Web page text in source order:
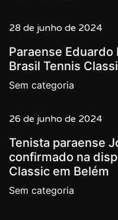
28 de junho de 2024
Paraense Eduardo
Brasil Tennis
Sem categoria
26 de junho de 2024
Tenista paraense
confirmado na
Classic em Belém
Sem categoria